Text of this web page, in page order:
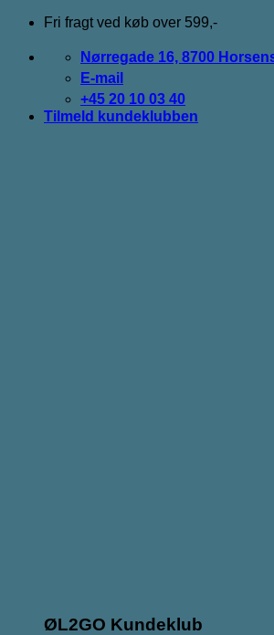
Fortsæt
indhold
Fri fragt ved køb over 599,-
Nørregade 16, 8700
E-mail
+45 20 10 03 40
Tilmeld kundeklubben
ØL2GO Kundeklub